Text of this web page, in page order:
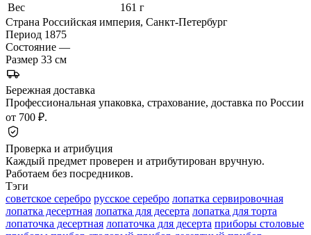
Вес
161 г
Страна Российская империя, Санкт-Петербург
Период 1875
Состояние —
Размер 33 см
Бережная доставка
Профессиональная упаковка, страхование, доставка по России
от 700 ₽.
Проверка и атрибуция
Каждый предмет проверен и атрибутирован вручную.
Работаем без посредников.
Тэги
советское серебро русское серебро лопатка сервировочная
лопатка десертная лопатка для десерта лопатка для торта
лопаточка десертная лопаточка для десерта приборы столовые